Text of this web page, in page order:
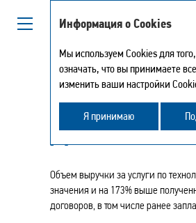
ОБЪЕМЫ
ДЕНЕЖНЫХ
Объем выручки за услуги по
значения и на 173% выше
договоров, в том числе ранее
Информация о Cookies
Мы используем Cookies для
означать, что вы принимаете
изменить ваши настройки
Я принимаю